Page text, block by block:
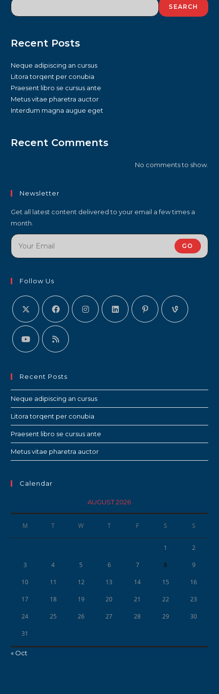
SEARCH
Recent Posts
Neque adipiscing an cursus
Litora torqent per conubia
Praesent libro se cursus ante
Metus vitae pharetra auctor
Interdum magna augue eget
Recent Comments
No comments to show.
Newsletter
Get all latest content delivered to your email a few times a
month.
GO
Follow Us
Recent Posts
Neque adipiscing an cursus
Litora torqent per conubia
Praesent libro se cursus ante
Metus vitae pharetra auctor
Calendar
AUGUST 2026
M T W T F S S
1 2
3 4 5 6 7 8 9
10 11 12 13 14 15 16
17 18 19 20 21 22 23
24 25 26 27 28 29 30
31
« Oct